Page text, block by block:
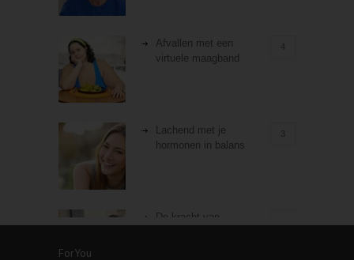
Afvallen met een
virtuele maagband
4
Lachend met je
hormonen in balans
3
De kracht van
ForYou